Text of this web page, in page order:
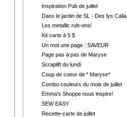
Inspiration Pub de juillet
Dans le jardin de SL - Des lys Calla
Les metallic rub-ons!
Kit carte à 5 $
Un mot une page : SAVEUR
Page pas à pas de Maryse
Scraplift du lundi
Coup de coeur de * Maryse*
Combo couleurs du mois de juillet
Emma's Shoppe nous inspire!
SEW EASY
Recette-carte de juillet